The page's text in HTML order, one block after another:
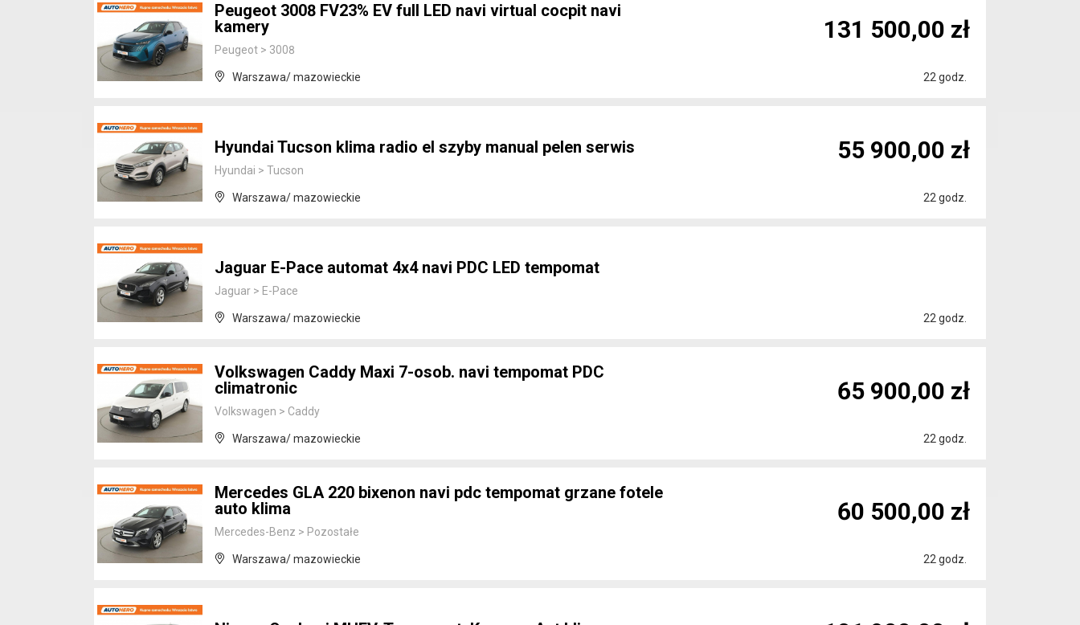
Peugeot 3008 FV23% EV full LED navi virtual cocpit navi
kamery
Peugeot > 3008
Warszawa/ mazowieckie 22 godz.
131 500,00 zł
Hyundai Tucson klima radio el szyby manual pelen serwis
Hyundai > Tucson
Warszawa/ mazowieckie 22 godz.
55 900,00 zł
Jaguar E-Pace automat 4x4 navi PDC LED tempomat
Jaguar > E-Pace
Warszawa/ mazowieckie 22 godz.
Volkswagen Caddy Maxi 7-osob. navi tempomat PDC
climatronic
Volkswagen > Caddy
Warszawa/ mazowieckie 22 godz.
65 900,00 zł
Mercedes GLA 220 bixenon navi pdc tempomat grzane fotele
auto klima
Mercedes-Benz > Pozostałe
Warszawa/ mazowieckie 22 godz.
60 500,00 zł